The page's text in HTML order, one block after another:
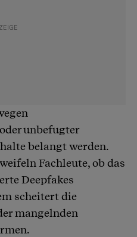
unbefugter
belangt werden.
Fachleute, ob das
Deepfakes
scheitert die
mangelnden